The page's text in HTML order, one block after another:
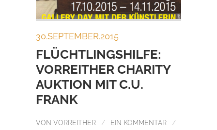
30.SEPTEMBER.2015
FLÜCHTLINGSHILFE:
VORREITHER CHARITY
AUKTION MIT C.U.
FRANK
VON VORREITHER / EIN KOMMENTAR
/